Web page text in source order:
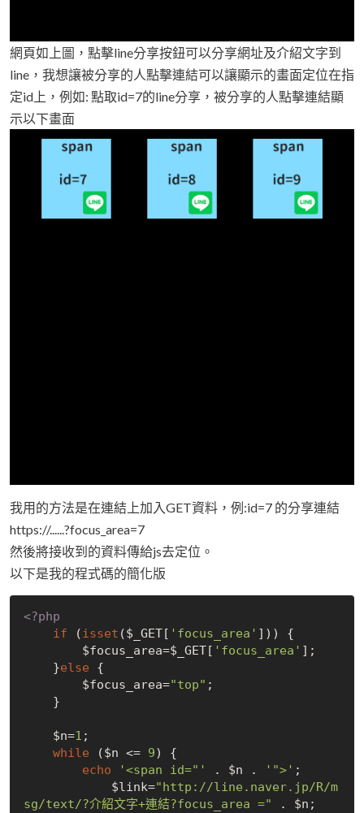
網頁如上圖，點擊line分享按鈕可以分享網址及介紹文字到
line，我想讓被分享的人點擊連結可以讓顯示的畫面定位在指
定id上，例如: 點取id=7的line分享，被分享的人點擊連結顯
示以下畫面
我用的方法是在連結上加入GET資料，例:id=7 的分享連結
https://......?focus_area=7
然後將接收到的資料傳給js去定位。
以下是我的程式碼的簡化版
<?php
if (isset ($_GET[ 'focus_area' ])) {
        $focus_area=$_GET[
'focus_area' ];
    }
else {
        $focus_area=
"top" ;
    $n=
1 ;
while ($n <= 9) {
echo
'<span id="' . $n . '">' ;
            $link=
"http://line.naver.jp/R/m
sg/text/?介紹文字+連結?focus_area =" . $n;